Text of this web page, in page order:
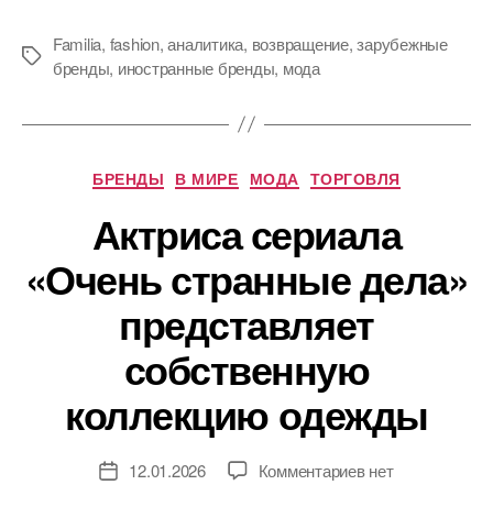
Метки
Familia, fashion,аналитика, возвращение,зарубежные
бренды, иностранные бренды, мода
Рубрики
БРЕНДЫ В МИРЕ МОДА ТОРГОВЛЯ
Актриса сериала
«Очень странные дела»
представляет
собственную
коллекцию одежды
Дата12.01.2026 Комментариевк
нет